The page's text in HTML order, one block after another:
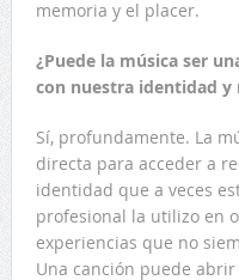
memoria y el placer.
¿Puede la música ser
con nuestra identidad y
Sí, profundamente. La
directa para acceder a
identidad que a veces
profesional la utilizo en
experiencias que no
Una canción puede